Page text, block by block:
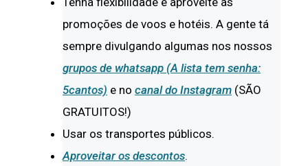
promoções de voos e hotéis. A gente tá
sempre divulgando algumas nos nossos
grupos de whatsapp (A lista tem senha:
5cantos) e no canal do Instagram (SÃO
GRATUITOS!)
Usar os transportes públicos.
Aproveitar os descontos.